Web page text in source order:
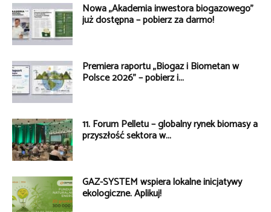
Nowa „Akademia inwestora biogazowego”
już dostępna – pobierz za darmo!
Premiera raportu „Biogaz i Biometan w
Polsce 2026” – pobierz i...
11. Forum Pelletu – globalny rynek biomasy a
przyszłość sektora w...
GAZ-SYSTEM wspiera lokalne inicjatywy
ekologiczne. Aplikuj!